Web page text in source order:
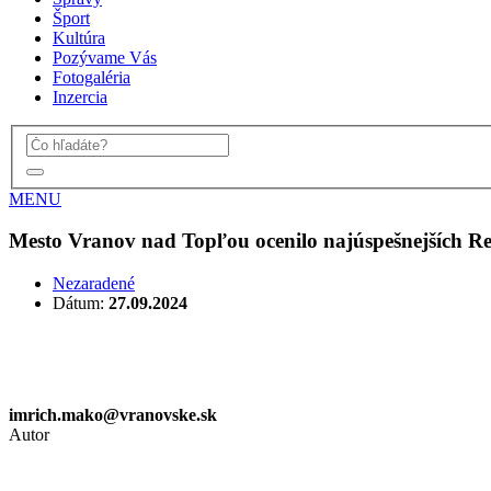
Šport
Kultúra
Pozývame Vás
Fotogaléria
Inzercia
MENU
Mesto Vranov nad Topľou ocenilo najúspešnejších
Nezaradené
Dátum: 27.09.2024
imrich.mako@vranovske.sk
Autor